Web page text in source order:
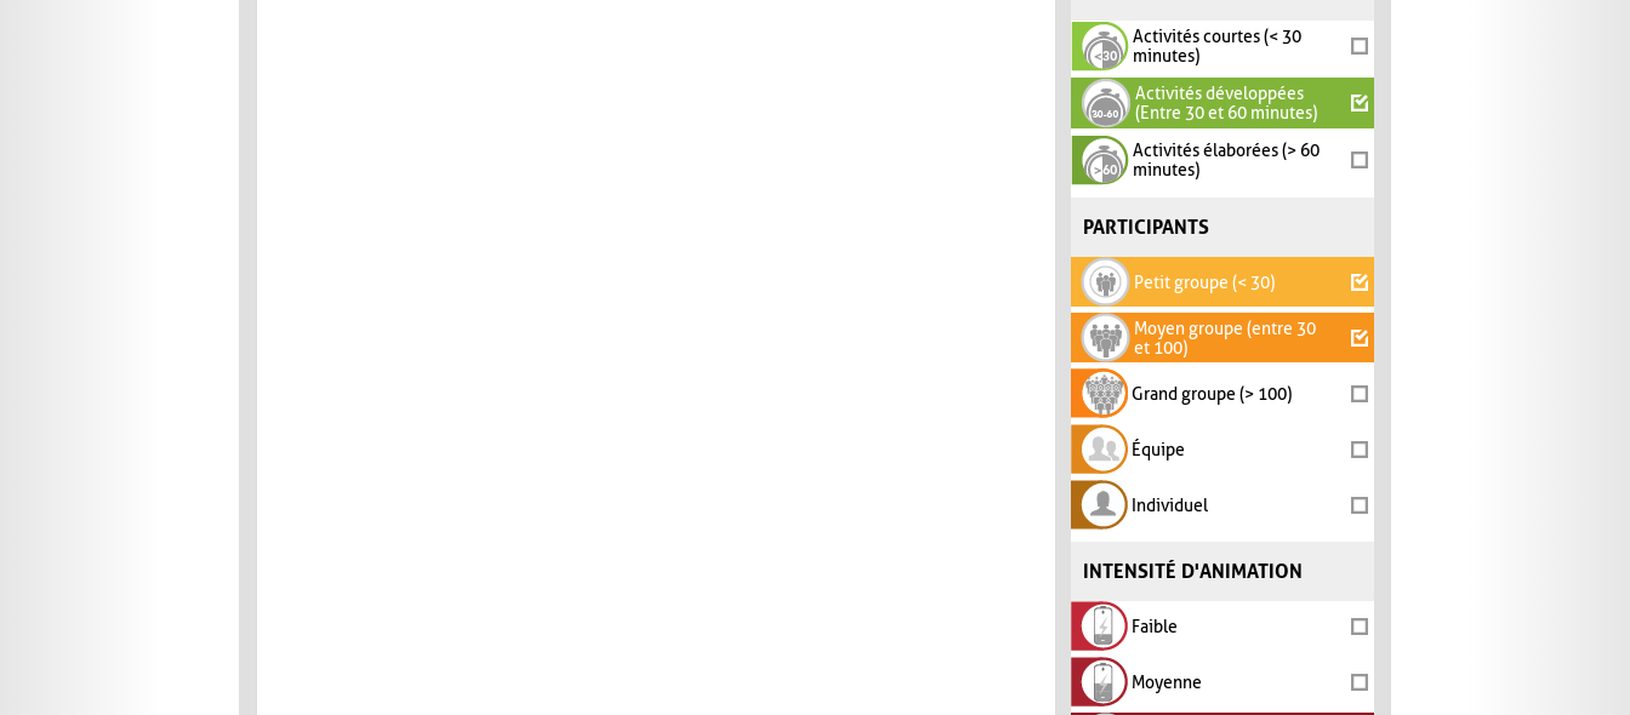
Activités courtes (< 30
minutes)
Activités développées
(Entre 30 et 60 minutes)
Activités élaborées (> 60
minutes)
PARTICIPANTS
Petit groupe (< 30)
Moyen groupe (entre 30
et 100)
Grand groupe (> 100)
Équipe
Individuel
INTENSITÉ D'ANIMATION
Faible
Moyenne